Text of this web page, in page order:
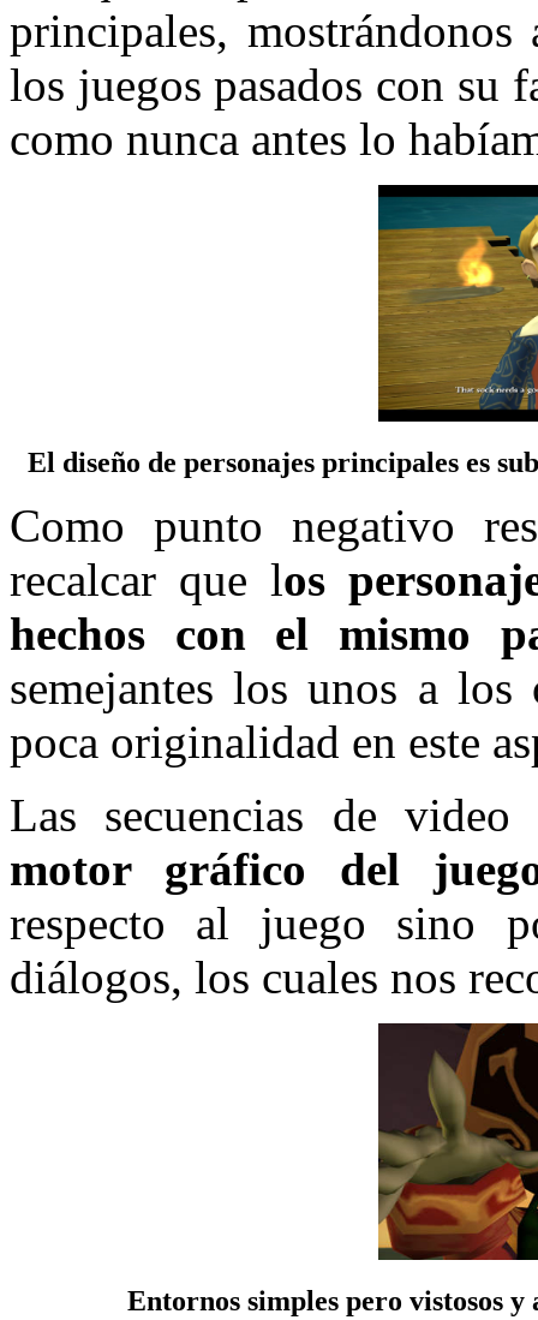
principales,
los juegos pasados con su
como nunca antes lo
El diseño de personajes principales es
Como punto negativo
recalcar que los
hechos con el mismo
semejantes los unos a
poca originalidad en este
Las secuencias de
motor gráfico del
respecto al juego sino
diálogos, los cuales nos
Entornos simples pero vistosos y